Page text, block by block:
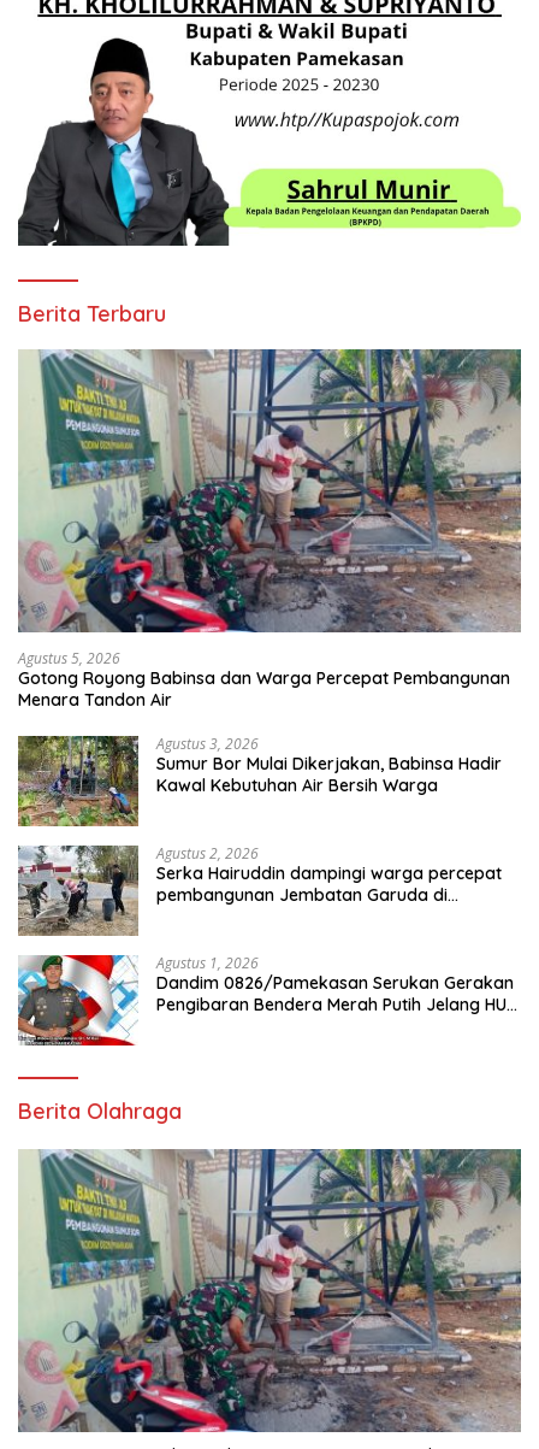
Berita Terbaru
Agustus 5, 2026
Gotong Royong Babinsa dan Warga Percepat Pembangunan
Menara Tandon Air
Agustus 3, 2026
Sumur Bor Mulai Dikerjakan, Babinsa Hadir
Kawal Kebutuhan Air Bersih Warga
Agustus 2, 2026
Serka Hairuddin dampingi warga percepat
pembangunan Jembatan Garuda di
Agustus 1, 2026
Dandim 0826/Pamekasan Serukan Gerakan
Pengibaran Bendera Merah Putih Jelang HUT
Berita Olahraga